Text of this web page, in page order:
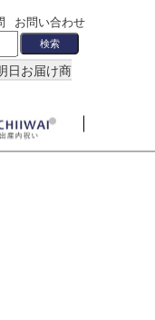
お問い合わせ
日お届け商